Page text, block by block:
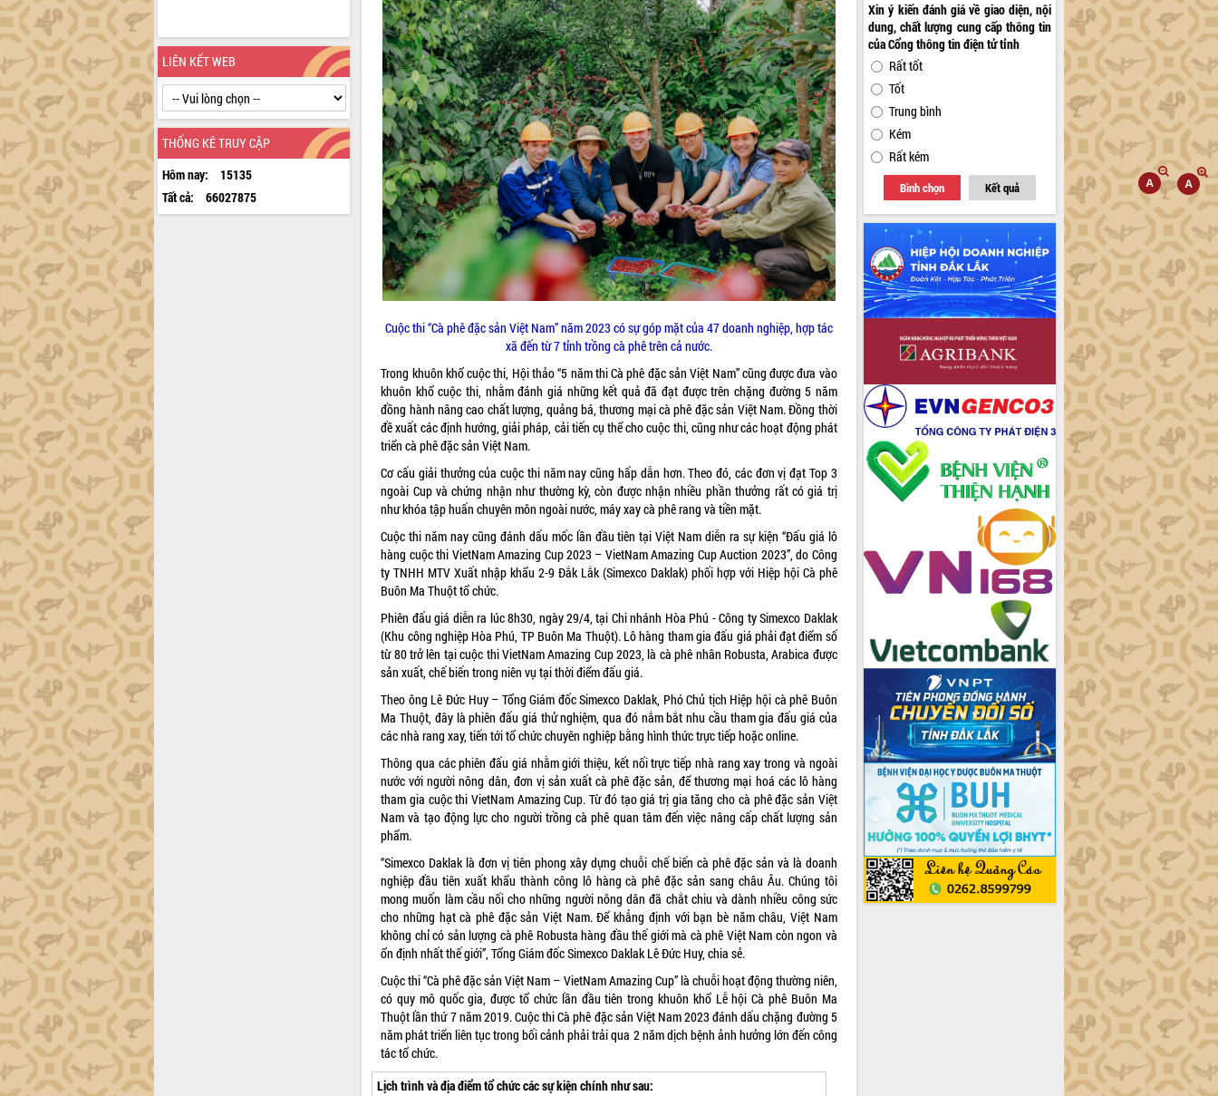
LIÊN KẾT WEB
THỐNG KÊ TRUY CẬP
Hôm nay:
15135
Tất cả:
66027875
Cuộc thi “Cà phê đặc sản Việt Nam” năm 2023 có sự góp mặt của 47 doanh nghiệp, hợp tác
xã đến từ 7 tỉnh trồng cà phê trên cả nước.
Trong khuôn khổ cuộc thi, Hội thảo “5 năm thi Cà phê đặc sản Việt Nam” cũng được đưa vào
khuôn khổ cuộc thi, nhằm đánh giá những kết quả đã đạt được trên chặng đường 5 năm
đồng hành nâng cao chất lượng, quảng bá, thương mại cà phê đặc sản Việt Nam. Đồng thời
đề xuất các định hướng, giải pháp, cải tiến cụ thể cho cuộc thi, cũng như các hoạt động phát
triển cà phê đặc sản Việt Nam.
Cơ cấu giải thưởng của cuộc thi năm nay cũng hấp dẫn hơn. Theo đó, các đơn vị đạt Top 3
ngoài Cup và chứng nhận như thường kỳ, còn được nhận nhiều phần thưởng rất có giá trị
như khóa tập huấn chuyên môn ngoài nước, máy xay cà phê rang và tiền mặt.
Cuộc thi năm nay cũng đánh dấu mốc lần đầu tiên tại Việt Nam diễn ra sự kiện “Đấu giá lô
hàng cuộc thi VietNam Amazing Cup 2023 – VietNam Amazing Cup Auction 2023”, do Công
ty TNHH MTV Xuất nhập khẩu 2-9 Đắk Lắk (Simexco Daklak) phối hợp với Hiệp hội Cà phê
Buôn Ma Thuột tổ chức.
Phiên đấu giá diễn ra lúc 8h30, ngày 29/4, tại Chi nhánh Hòa Phú - Công ty Simexco Daklak
(Khu công nghiệp Hòa Phú, TP Buôn Ma Thuột). Lô hàng tham gia đấu giá phải đạt điểm số
từ 80 trở lên tại cuộc thi VietNam Amazing Cup 2023, là cà phê nhân Robusta, Arabica được
sản xuất, chế biến trong niên vụ tại thời điểm đấu giá.
Theo ông Lê Đức Huy – Tổng Giám đốc Simexco Daklak, Phó Chủ tịch Hiệp hội cà phê Buôn
Ma Thuột, đây là phiên đấu giá thử nghiệm, qua đó nắm bắt nhu cầu tham gia đấu giá của
các nhà rang xay, tiến tới tổ chức chuyên nghiệp bằng hình thức trực tiếp hoặc online.
Thông qua các phiên đấu giá nhằm giới thiệu, kết nối trực tiếp nhà rang xay trong và ngoài
nước với người nông dân, đơn vị sản xuất cà phê đặc sản, để thương mại hoá các lô hàng
tham gia cuộc thi VietNam Amazing Cup. Từ đó tạo giá trị gia tăng cho cà phê đặc sản Việt
Nam và tạo động lực cho người trồng cà phê quan tâm đến việc nâng cấp chất lượng sản
phẩm.
“Simexco Daklak là đơn vị tiên phong xây dựng chuỗi chế biến cà phê đặc sản và là doanh
nghiệp đầu tiên xuất khẩu thành công lô hàng cà phê đặc sản sang châu Âu. Chúng tôi
mong muốn làm cầu nối cho những người nông dân đã chắt chiu và dành nhiều công sức
cho những hạt cà phê đặc sản Việt Nam. Để khẳng định với bạn bè năm châu, Việt Nam
không chỉ có sản lượng cà phê Robusta hàng đầu thế giới mà cà phê Việt Nam còn ngon và
ổn định nhất thế giới”, Tổng Giám đốc Simexco Daklak Lê Đức Huy, chia sẻ.
Cuộc thi “Cà phê đặc sản Việt Nam – VietNam Amazing Cup” là chuỗi hoạt động thường niên,
có quy mô quốc gia, được tổ chức lần đầu tiên trong khuôn khổ Lễ hội Cà phê Buôn Ma
Thuột lần thứ 7 năm 2019. Cuộc thi Cà phê đặc sản Việt Nam 2023 đánh dấu chặng đường 5
năm phát triển liên tục trong bối cảnh phải trải qua 2 năm dịch bệnh ảnh hưởng lớn đến công
tác tổ chức.
Lịch trình và địa điểm tổ chức các sự kiện chính như sau:
Xin ý kiến đánh giá về giao diện, nội
dung, chất lượng cung cấp thông tin
của Cổng thông tin điện tử tỉnh
Rất tốt
Tốt
Trung bình
Kém
Rất kém
Bình chọn Kết quả